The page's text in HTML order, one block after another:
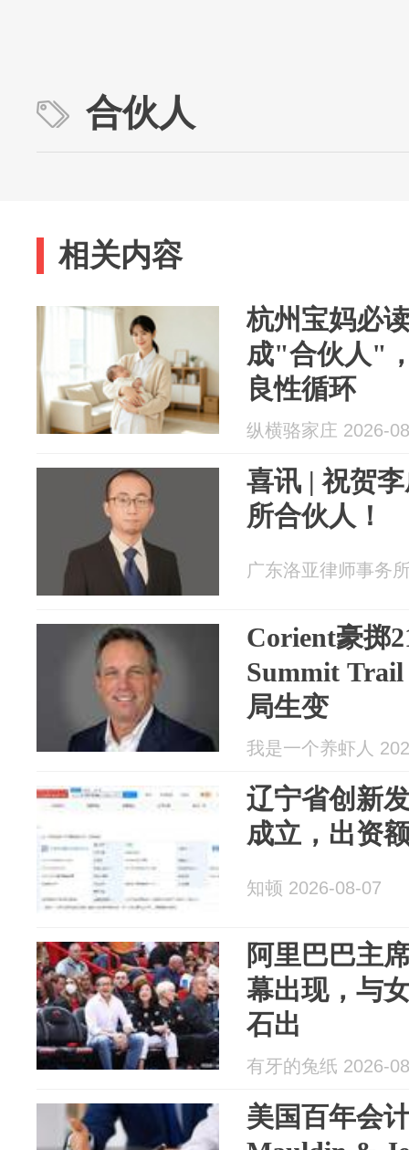
合伙人
相关内容
杭州宝妈必
成"合伙人"
良性循环
纵横骆家庄 2026-
喜讯 | 祝贺
所合伙人！
广东洛亚律师事务
Corient豪掷
Summit
局生变
我是一个养虾人
辽宁省创新
成立，出资
知顿 2026-08-07
阿里巴巴主
幕出现，与
石出
有牙的兔纸 2026-
美国百年会